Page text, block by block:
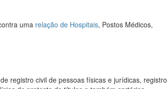
uma relação de Hospitais, Postos Médicos,
registro civil de pessoas físicas e jurídicas, registro